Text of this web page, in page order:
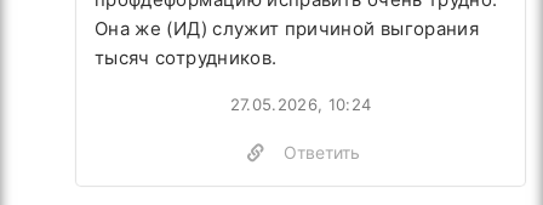
Она же (ИД) служит причиной выгорания
тысяч сотрудников.
27.05.2026, 10:24
Ответить